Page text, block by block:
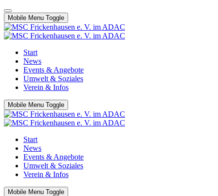
Mobile Menu Toggle
Start
News
Events & Angebote
Umwelt & Soziales
Verein & Infos
Mobile Menu Toggle
Start
News
Events & Angebote
Umwelt & Soziales
Verein & Infos
Mobile Menu Toggle